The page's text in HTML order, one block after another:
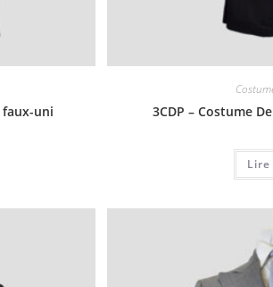
faux-uni 3CDP – Costume